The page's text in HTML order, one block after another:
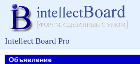
Intellect Board Pro
Объявление